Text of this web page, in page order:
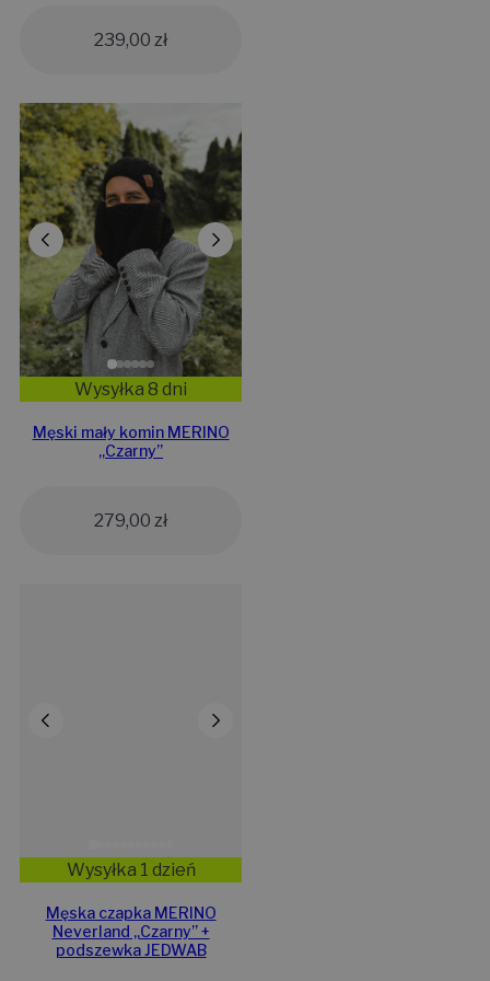
239,00 zł
Wysyłka 8 dni
Męski mały komin MERINO
„Czarny”
279,00 zł
Wysyłka 1 dzień
Męska czapka MERINO
Neverland „Czarny” +
podszewka JEDWAB